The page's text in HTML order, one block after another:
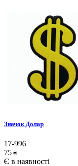
Значок Долар
17-996
75 ₴
Є в наявності